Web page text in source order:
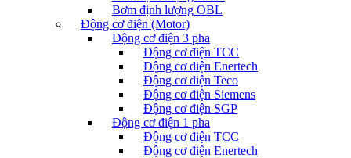
Bơm định lượng OBL
Động cơ điện (Motor)
Động cơ điện 3 pha
Động cơ điện TCC
Động cơ điện Enertech
Động cơ điện Teco
Động cơ điện Siemens
Động cơ điện SGP
Động cơ điện 1 pha
Động cơ điện TCC
Động cơ điện Enertech